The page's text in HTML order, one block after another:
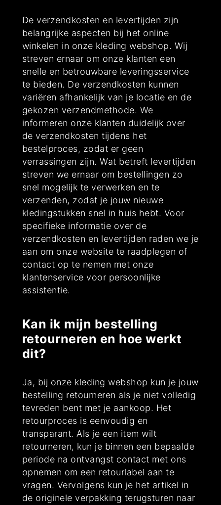
De verzendkosten en levertijden zijn
belangrijke aspecten bij het online
winkelen in onze kleding webshop. Wij
streven ernaar om onze klanten een
snelle en betrouwbare leveringsservice
te bieden. De verzendkosten kunnen
variëren afhankelijk van je locatie en de
gekozen verzendmethode. We
informeren onze klanten duidelijk over
de verzendkosten tijdens het
bestelproces, zodat er geen
verrassingen zijn. Wat betreft levertijden
streven we ernaar om bestellingen zo
snel mogelijk te verwerken en te
verzenden, zodat je jouw nieuwe
kledingstukken snel in huis hebt. Voor
specifieke informatie over de
verzendkosten en levertijden raden we je
aan om onze website te raadplegen of
contact op te nemen met onze
klantenservice voor persoonlijke
assistentie.
Kan ik mijn bestelling
retourneren en hoe werkt
dit?
Ja, bij onze kleding webshop kun je jouw
bestelling retourneren als je niet volledig
tevreden bent met je aankoop. Het
retourproces is eenvoudig en
transparant. Als je een item wilt
retourneren, kun je binnen een bepaalde
periode na ontvangst contact met ons
opnemen om een retourlabel aan te
vragen. Vervolgens kun je het artikel in
de originele verpakking terugsturen naar